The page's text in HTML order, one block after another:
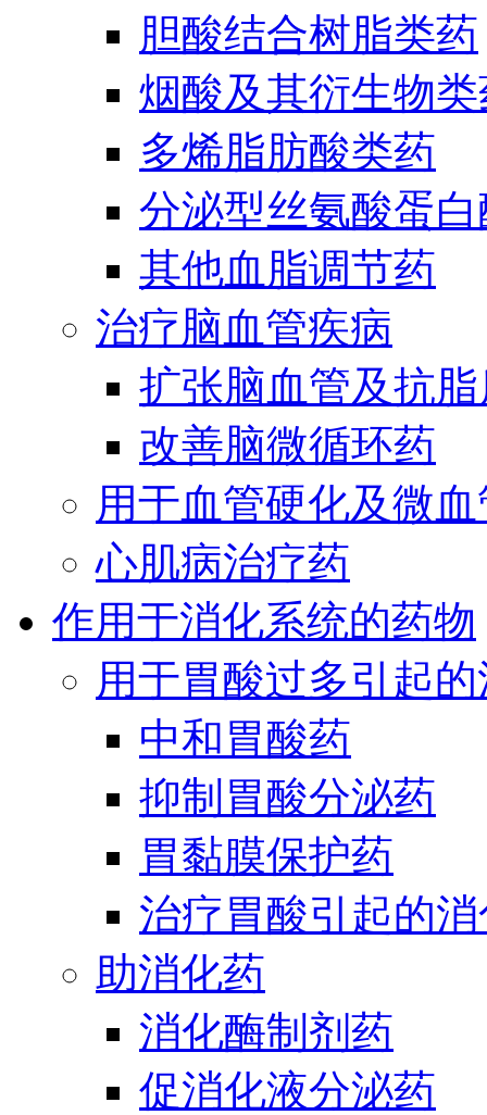
胆酸结合树脂类药
烟酸及其衍生物
多烯脂肪酸类药
分泌型丝氨酸蛋
其他血脂调节药
治疗脑血管疾病
扩张脑血管及抗
改善脑微循环药
用于血管硬化及微
心肌病治疗药
作用于消化系统的药物
用于胃酸过多引起
中和胃酸药
抑制胃酸分泌药
胃黏膜保护药
治疗胃酸引起的
助消化药
消化酶制剂药
促消化液分泌药